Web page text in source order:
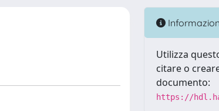
Utilizza
citare o
documento:
https://